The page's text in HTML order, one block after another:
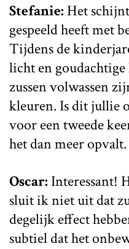
Stefanie: Het
gespeeld heeft met
Tijdens de
licht en
zussen volwassen
kleuren. Is dit jullie
voor een tweede
het dan meer opvalt.
Oscar: Interessant!
sluit ik niet uit dat
degelijk effect
subtiel dat het